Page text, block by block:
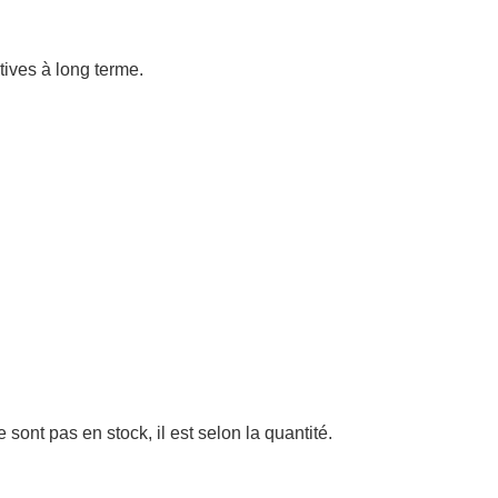
à long terme.
pas en stock, il est selon la quantité.